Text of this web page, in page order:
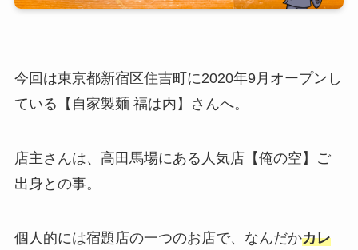
今回は東京都新宿区住吉町に2020年9月オープンし
ている【自家製麺 福は内】さんへ。
店主さんは、高田馬場にある人気店【俺の空】ご
出身との事。
個人的には宿題店の一つのお店で、なんだかカレ